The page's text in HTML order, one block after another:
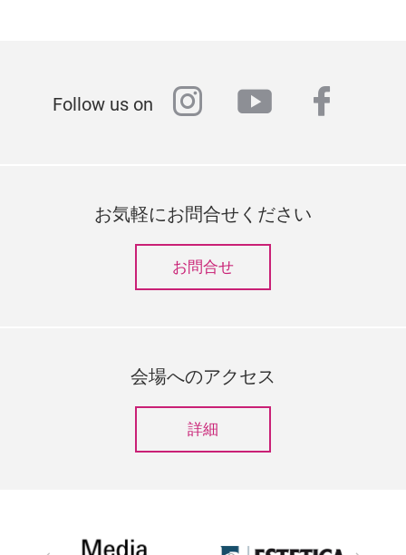
Follow us on instagram
youtube
お気軽にお問合せください
お問合せ
会場へのアクセス
詳細